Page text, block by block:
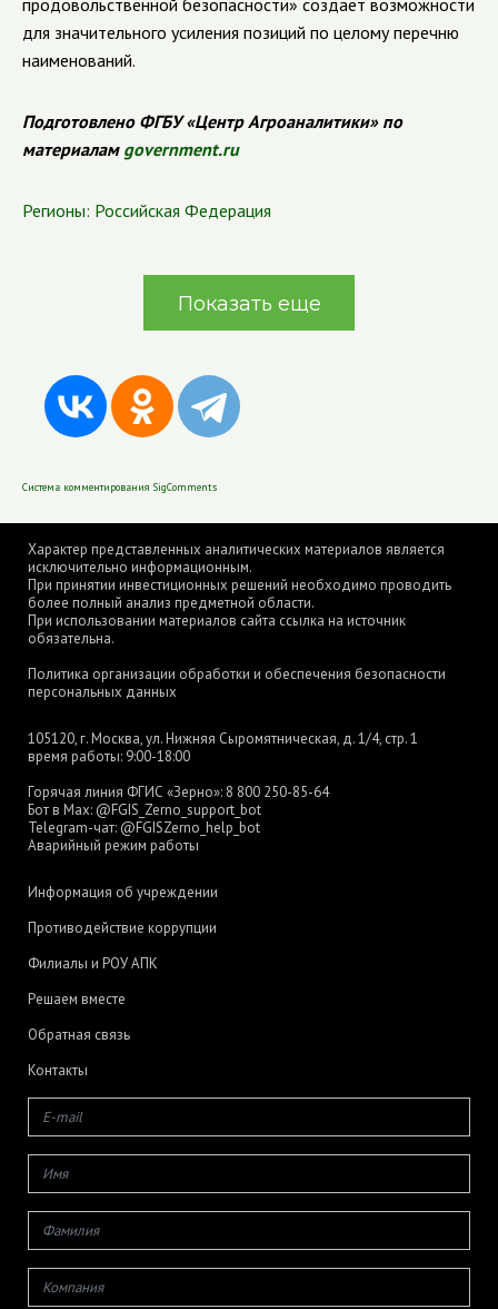
продовольственной безопасности» создает возможности
для значительного усиления позиций по целому перечню
наименований.
Подготовлено ФГБУ «Центр Агроаналитики» по
материалам government.ru
Регионы: Российская Федерация
Показать еще
Система комментирования SigComments
Характер представленных аналитических материалов является
исключительно информационным.
При принятии инвестиционных решений необходимо проводить
более полный анализ предметной области.
При использовании материалов сайта ссылка на источник
обязательна.
Политика организации обработки и обеспечения безопасности
персональных данных
105120, г. Москва, ул. Нижняя Сыромятническая, д. 1/4, стр. 1
время работы: 9:00-18:00
Горячая линия ФГИС «Зерно»: 8 800 250-85-64
Бот в Max: @FGIS_Zerno_support_bot
Telegram-чат: @FGISZerno_help_bot
Аварийный режим работы
Информация об учреждении
Противодействие коррупции
Филиалы и РОУ АПК
Решаем вместе
Обратная связь
Контакты